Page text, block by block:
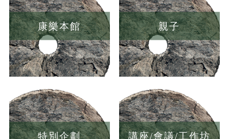
康樂本館 親子
特別企劃 講座/會議/工作坊